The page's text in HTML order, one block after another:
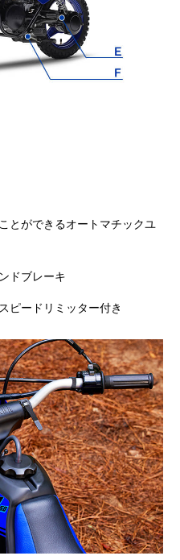
とができるオートマチックユ
ドブレーキ
ピードリミッター付き